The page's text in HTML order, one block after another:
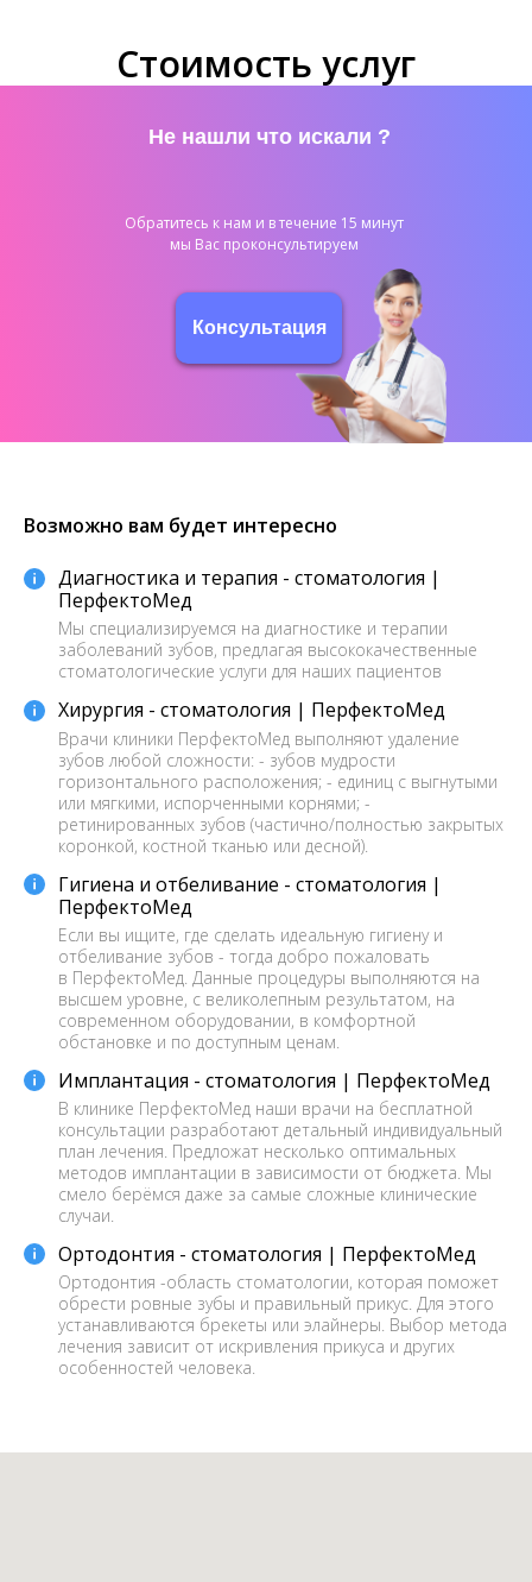
Стоимость услуг
Консультация
Не нашли что искали ?
Обратитесь к нам и в течение 15 минут
мы Вас проконсультируем
Возможно вам будет интересно
Диагностика и терапия - стоматология |
ПерфектоМед
Мы специализируемся на диагностике и терапии
заболеваний зубов, предлагая высококачественные
стоматологические услуги для наших пациентов
Хирургия - стоматология | ПерфектоМед
Врачи клиники ПерфектоМед выполняют удаление
зубов любой сложности: - зубов мудрости
горизонтального расположения; - единиц с выгнутыми
или мягкими, испорченными корнями; -
ретинированных зубов (частично/полностью закрытых
коронкой, костной тканью или десной).
Гигиена и отбеливание - стоматология |
ПерфектоМед
Если вы ищите, где сделать идеальную гигиену и
отбеливание зубов - тогда добро пожаловать
в ПерфектоМед. Данные процедуры выполняются на
высшем уровне, с великолепным результатом, на
современном оборудовании, в комфортной
обстановке и по доступным ценам.
Имплантация - стоматология | ПерфектоМед
В клинике ПерфектоМед наши врачи на бесплатной
консультации разработают детальный индивидуальный
план лечения. Предложат несколько оптимальных
методов имплантации в зависимости от бюджета. Мы
смело берёмся даже за самые сложные клинические
случаи.
Ортодонтия - стоматология | ПерфектоМед
Ортодонтия -область стоматологии, которая поможет
обрести ровные зубы и правильный прикус. Для этого
устанавливаются брекеты или элайнеры. Выбор метода
лечения зависит от искривления прикуса и других
особенностей человека.